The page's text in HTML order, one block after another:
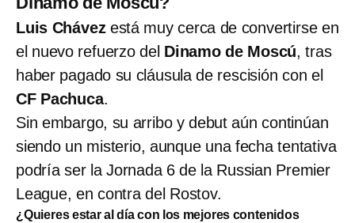
Luis Chávezestá muy cerca de convertirse en
el nuevo refuerzo del Dinamo de Moscú, tras
haber pagado su cláusula de rescisión con el
CF Pachuca.
Sin embargo, su arribo y debut aún continúan
siendo un misterio, aunque una fecha tentativa
podría ser la Jornada 6 de la Russian Premier
League, en contra del Rostov.
¿Quieres estar al día con los mejores contenidos